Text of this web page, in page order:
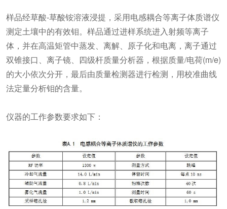
样品经草酸-草酸铵溶液浸提，采用电感耦合等离子体质谱仪
测定土壤中的有效钼。样品通过进样系统进入射频等离子
体，并在高温矩管中蒸发、离解、原子化和电离，离子通过
双锥接口、离子镜、四级杆质量分析器，根据质量/电荷(m/e)
的大小依次分开，最后由质量检测器进行检测，用校准曲线
法定量分析钼的含量。
仪器的工作参数要求如下：